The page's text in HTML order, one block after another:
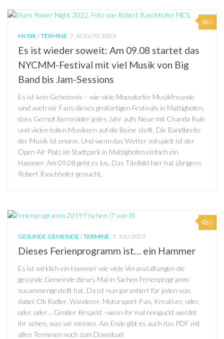
0
MUSIK/TERMINE 7. AUGUST 2023
Es ist wieder soweit: Am 09.08 startet das
NYCMM-Festival mit viel Musik von Big
Band bis Jam-Sessions
Es ist kein Geheimnis – wie viele Moosdorfer Musikfreunde
sind auch wir Fans dieses großartigen Festivals in Mattighofen,
dass Gernot Bernroider jedes Jahr aufs Neue mit Chanda Rule
und vielen tollen Musikern auf die Beine stellt. Die Bandbreite
der Musik ist enorm. Und wenn das Wetter mitspielt ist der
Open Air Platz im Stadtpark in Mattighofen einfach ein
Hammer. Am 09.08 geht es los. Das Titelbild hier hat übrigens
Robert Raschhofer gemacht.
0
GESUNDE GEMEINDE/TERMINE 5. JULI 2023
Dieses Ferienprogramm ist… ein Hammer
Es ist wirklich ein Hammer wie viele Veranstaltungen die
gesunde Gemeinde dieses Mal in Sachen Ferienprogramm
zusammengestellt hat. Da ist nun garantiert für jeden was
dabei: Ob Radler, Wanderer, Motorsport-Fan, Kreativer, oder,
oder, oder… Großer Respekt -wenn ihr mal reinguckt werdet
ihr sehen, was wir meinen. Am Ende gibt es auch das PDF mit
allen Terminen noch zum Download